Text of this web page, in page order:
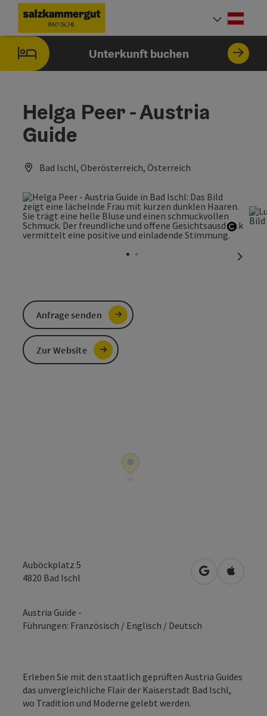
Zum InhaltAccesskey
[0]
Zur NavigationAccesskey
[1]
Zum Seitenanfang
Zur StartseiteAccesskey
[7]
Unterkunft buchen
Helga Peer - Austria
Guide
Bad Ischl, Oberösterreich, Österreich
Auböckplatz 5
4820 Bad Ischl in Google
in
Austria Guide -
Führungen: Französisch / Englisch / Deutsch
Erleben Sie mit den staatlich geprüften Austria Guides
das unvergleichliche Flair der Kaiserstadt Bad Ischl,
wo Tradition und Moderne gelebt werden.
Anfrage senden
Zur Website